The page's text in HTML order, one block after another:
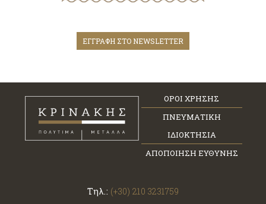
ΕΓΓΡΑΦΗ ΣΤΟ NEWSLETTER
ΟΡΟΙ ΧΡΗΣΗΣ
ΠΝΕΥΜΑΤΙΚΗ
ΙΔΙΟΚΤΗΣΙΑ
ΑΠΟΠΟΙΗΣΗ ΕΥΘΥΝΗΣ
Τηλ.: (+30) 210 3231759